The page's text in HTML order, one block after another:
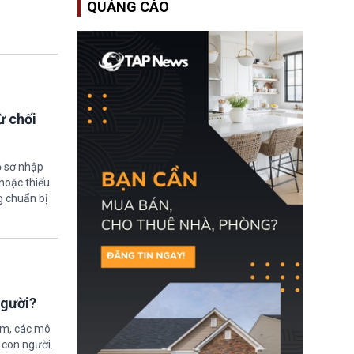
chối
sơ nhập
thiếu
chuẩn bị
các mô
người.
nguy cơ thiếu hụt lực
lượng trầm trọng. Điều
này cần được đặc biệt
chú ý bởi nếu các siêu
bão đổ bộ Hoa Kỳ ở nửa
cuối năm 2026, lực
lượng ứng phó “mỏng”
có thể làm nghẽn công
tác cứu trợ; dẫn đến hệ
thống ứng phó khẩn cấp
quốc gia quá tải.
QUẢNG CÁO